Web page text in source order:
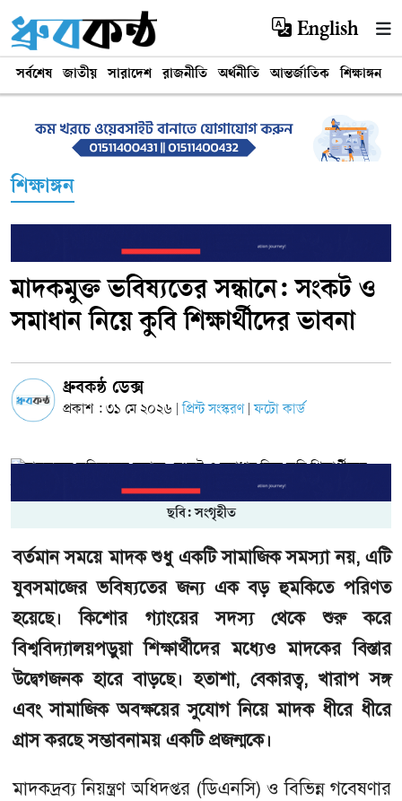
English
সর্বশেষ জাতীয় সারাদেশ রাজনীতি অর্থনীতি আন্তর্জাতিক শিক্ষাঙ্গন
শিক্ষাঙ্গন
মাদকমুক্ত ভবিষ্যতের সন্ধানে: সংকট ও
সমাধান নিয়ে কুবি শিক্ষার্থীদের ভাবনা
ধ্রুবকন্ঠ ডেক্স
প্রকাশ : ৩১ মে ২০২৬ প্রিন্ট সংস্করণ ফটো কার্ড
ছবি: সংগৃহীত
বর্তমান সময়ে মাদক শুধু একটি সামাজিক সমস্যা নয়, এটি
যুবসমাজের ভবিষ্যতের জন্য এক বড় হুমকিতে পরিণত
হয়েছে। কিশোর গ্যাংয়ের সদস্য থেকে শুরু করে
বিশ্ববিদ্যালয়পড়ুয়া শিক্ষার্থীদের মধ্যেও মাদকের বিস্তার
উদ্বেগজনক হারে বাড়ছে। হতাশা, বেকারত্ব, খারাপ সঙ্গ
এবং সামাজিক অবক্ষয়ের সুযোগ নিয়ে মাদক ধীরে ধীরে
গ্রাস করছে সম্ভাবনাময় একটি প্রজন্মকে।
মাদকদ্রব্য নিয়ন্ত্রণ অধিদপ্তর (ডিএনসি) ও বিভিন্ন গবেষণার